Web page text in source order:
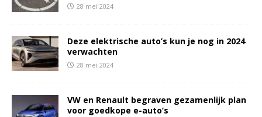
28 mei 2024
Deze elektrische auto’s kun je nog in 2024
verwachten
28 mei 2024
VW en Renault begraven gezamenlijk plan
voor goedkope e-auto’s